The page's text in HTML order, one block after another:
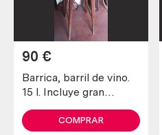
Barrica, barril de vino.
15 l. Incluye gran
90 €
COMPRAR